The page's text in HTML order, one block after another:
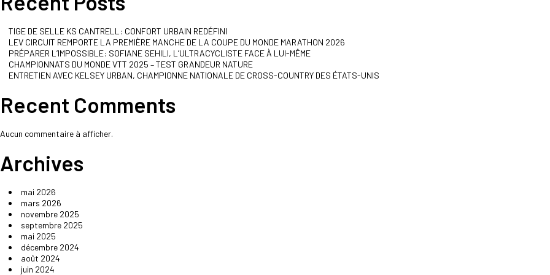
TIGE DE SELLE KS CANTRELL: CONFORT URBAIN REDÉFINI
LEV CIRCUIT REMPORTE LA PREMIÈRE MANCHE DE LA COUPE DU MONDE MARATHON 2026
PRÉPARER L’IMPOSSIBLE: SOFIANE SEHILI, L’ULTRACYCLISTE FACE À LUI-MÊME
CHAMPIONNATS DU MONDE VTT 2025 – TEST GRANDEUR NATURE
ENTRETIEN AVEC KELSEY URBAN, CHAMPIONNE NATIONALE DE CROSS-COUNTRY DES ÉTATS-UNIS
Recent Comments
Aucun commentaire à afficher.
Archives
mai 2026
mars 2026
novembre 2025
septembre 2025
mai 2025
décembre 2024
août 2024
juin 2024